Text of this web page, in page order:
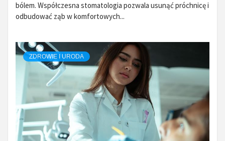
bólem. Współczesna stomatologia pozwala usunąć próchnicę i
odbudować ząb w komfortowych...
ZDROWIE I URODA